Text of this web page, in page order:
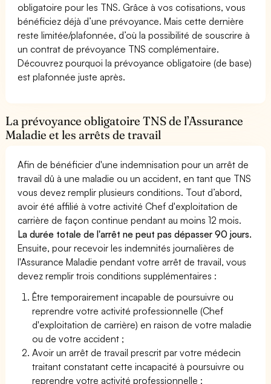
obligatoire pour les TNS. Grâce à vos cotisations, vous
bénéficiez déjà d’une prévoyance. Mais cette dernière
reste limitée/plafonnée, d’où la possibilité de souscrire à
un contrat de prévoyance TNS complémentaire.
Découvrez pourquoi la prévoyance obligatoire (de base)
est plafonnée juste après.
La prévoyance obligatoire TNS de l’Assurance
Maladie et les arrêts de travail
Afin de bénéficier d'une indemnisation pour un arrêt de
travail dû à une maladie ou un accident, en tant que TNS
vous devez remplir plusieurs conditions. Tout d’abord,
avoir été affilié à votre activité Chef d'exploitation de
carrière de façon continue pendant au moins 12 mois.
La durée totale de l'arrêt ne peut pas dépasser 90 jours.
Ensuite, pour recevoir les indemnités journalières de
l'Assurance Maladie pendant votre arrêt de travail, vous
devez remplir trois conditions supplémentaires :
Être temporairement incapable de poursuivre ou
reprendre votre activité professionnelle (Chef
d'exploitation de carrière) en raison de votre maladie
ou de votre accident ;
Avoir un arrêt de travail prescrit par votre médecin
traitant constatant cette incapacité à poursuivre ou
reprendre votre activité professionnelle ;